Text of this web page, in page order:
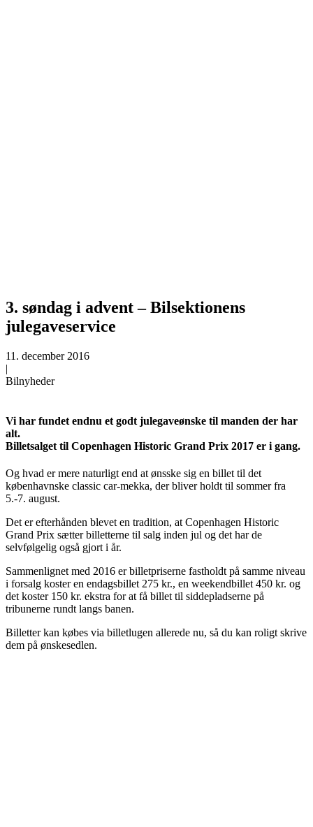
3. søndag i advent – Bilsektionens
julegaveservice
11. december 2016
|
Bilnyheder
Vi har fundet endnu et godt julegaveønske til manden der har
alt.
Billetsalget til Copenhagen Historic Grand Prix 2017 er i gang.
Og hvad er mere naturligt end at ønsske sig en billet til det
københavnske classic car-mekka, der bliver holdt til sommer fra
5.-7. august.
Det er efterhånden blevet en tradition, at Copenhagen Historic
Grand Prix sætter billetterne til salg inden jul og det har de
selvfølgelig også gjort i år.
Sammenlignet med 2016 er billetpriserne fastholdt på samme niveau
i forsalg koster en endagsbillet 275 kr., en weekendbillet 450 kr. og
det koster 150 kr. ekstra for at få billet til siddepladserne på
tribunerne rundt langs banen.
Billetter kan købes via billetlugen allerede nu, så du kan roligt skrive
dem på ønskesedlen.